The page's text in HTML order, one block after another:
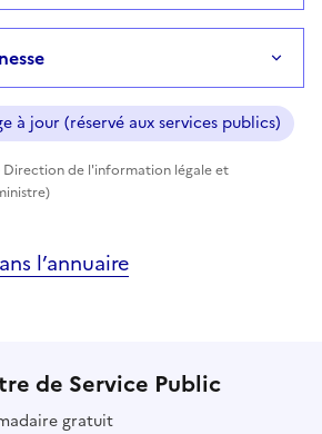
à jour (réservé aux services publics)
Direction de l'information légale et
l’annuaire
de Service Public
gratuit